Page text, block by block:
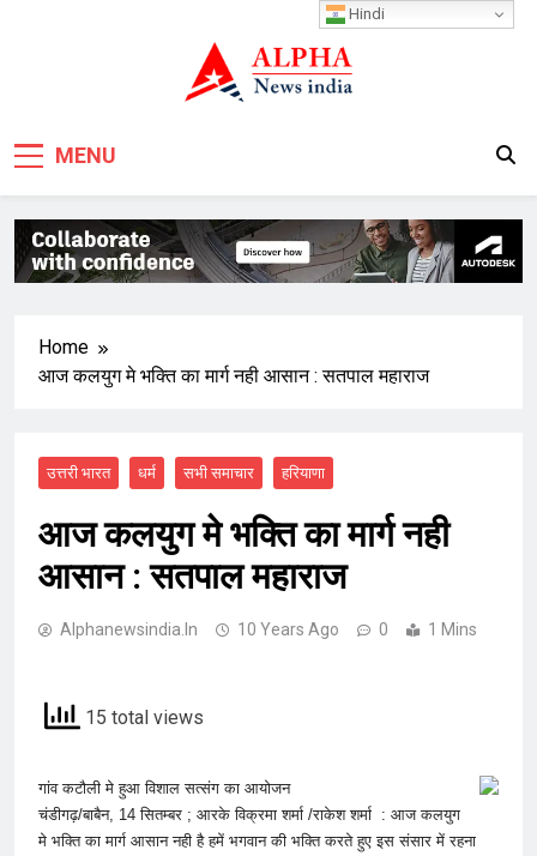
MENU
Home
आज कलयुग मे भक्ति का मार्ग नही आसान : सतपाल महाराज
उत्तरी भारत धर्म सभी समाचार हरियाणा
आज कलयुग मे भक्ति का मार्ग नही
आसान : सतपाल महाराज
Alphanewsindia.in 10 Years Ago 0 1 Mins
15 total views
गांव कटौली मे हुआ विशाल सत्संग का आयोजन
चंडीगढ़/बाबैन, 14 सितम्बर ; आरके विक्रमा शर्मा /राकेश शर्मा : आज कलयुग
मे भक्ति का मार्ग आसान नही है हमें भगवान की भक्ति करते हुए इस संसार में रहना
Hindi